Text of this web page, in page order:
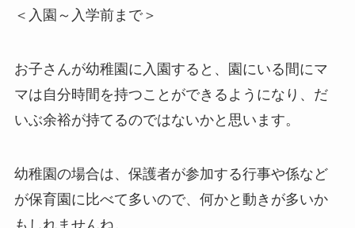
＜入園～入学前まで＞
お子さんが幼稚園に入園すると、園にいる間にマ
マは自分時間を持つことができるようになり、だ
いぶ余裕が持てるのではないかと思います。
幼稚園の場合は、保護者が参加する行事や係など
が保育園に比べて多いので、何かと動きが多いか